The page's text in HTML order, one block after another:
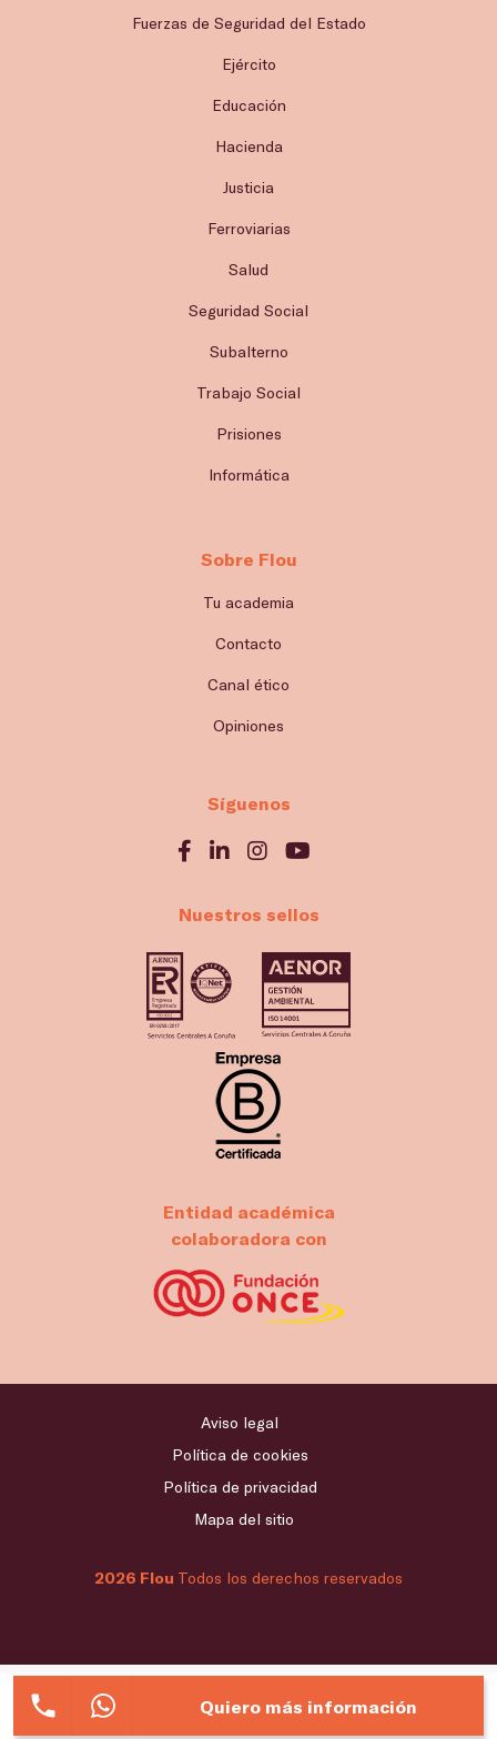
Fuerzas de Seguridad del Estado
Ejército
Educación
Hacienda
Justicia
Ferroviarias
Salud
Seguridad Social
Subalterno
Trabajo Social
Prisiones
Informática
Sobre Flou
Tu academia
Contacto
Canal ético
Opiniones
Síguenos
Nuestros sellos
Entidad académica
colaboradora con
2026 Flou Todos los derechos reservados
Aviso legal
Política de cookies
Política de privacidad
Mapa del sitio
Quiero más información